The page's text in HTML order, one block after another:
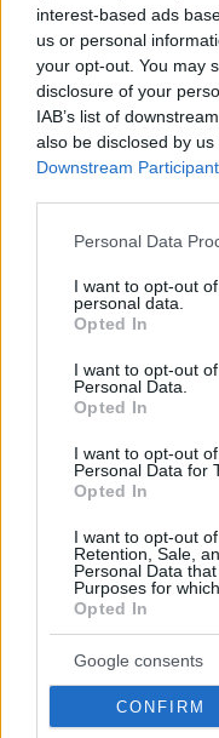
interest-based ads
us or personal
your opt-out. You may
disclosure of your
IAB’s list of
also be disclosed by
Downstream
Please note that this
not limited to your visit
grant or deny consent
use your data for
consent section.
Personal Data
I want to opt-out
personal data.
Opted In
I want to opt-out
Personal Data.
Opted In
I want to opt-out
Personal Data for
Opted In
I want to opt-out
Retention, Sale,
Personal Data
Purposes for
Opted In
Google consents
CONFIRM
«Πίστευα ότι θα το
Λευτέρης
O Γρηγόρης
Show» τον Μανώλη
Απόψε τα μεσάνυχτα
11.04.2022, 18:17